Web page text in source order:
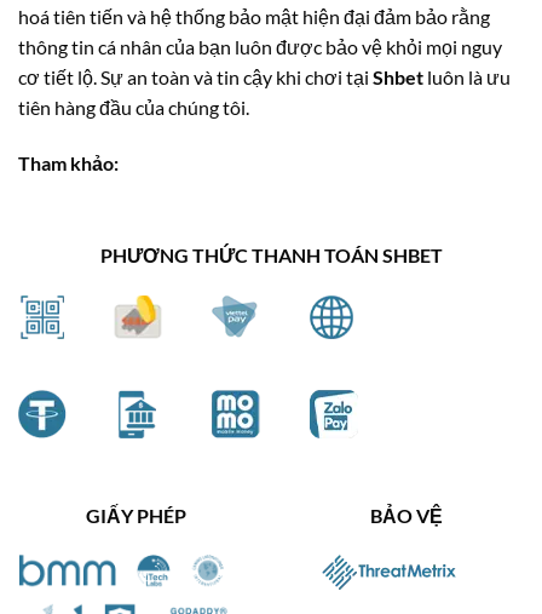
hoá tiên tiến và hệ thống bảo mật hiện đại đảm bảo rằng
thông tin cá nhân của bạn luôn được bảo vệ khỏi mọi nguy
cơ tiết lộ. Sự an toàn và tin cậy khi chơi tại Shbet luôn là ưu
tiên hàng đầu của chúng tôi.
Tham khảo:
PHƯƠNG THỨC THANH TOÁN SHBET
GIẤY PHÉP BẢO VỆ